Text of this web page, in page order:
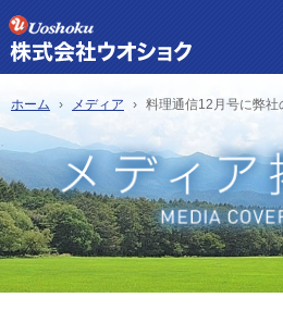
ホーム メディア 料理通信12月号に弊社